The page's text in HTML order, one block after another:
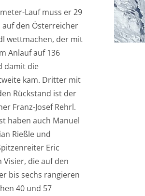
Lauf muss er 29
auf den Österreicher
wettmachen, der mit
Anlauf auf 136
damit die
kam. Dritter mit
Rückstand ist der
Franz-Josef Rehrl.
haben auch Manuel
Rießle und
Eric
Visier, die auf den
bis sechs rangieren
40 und 57